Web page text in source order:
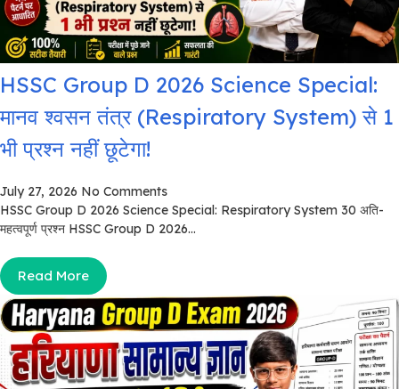
HSSC Group D 2026 Science Special:
मानव श्वसन तंत्र (Respiratory System) से 1
भी प्रश्न नहीं छूटेगा!
July 27, 2026 No Comments
HSSC Group D 2026 Science Special: Respiratory System 30 अति-
महत्वपूर्ण प्रश्न HSSC Group D 2026...
Read More